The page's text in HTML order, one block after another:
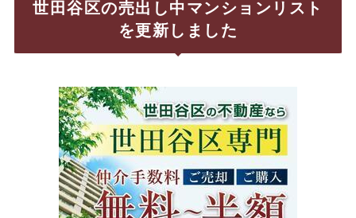
世田谷区の売出し中マンションリスト
を更新しました